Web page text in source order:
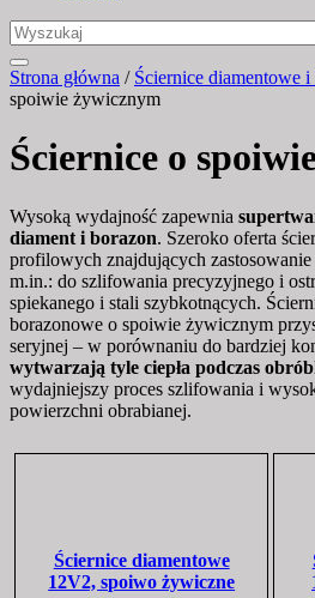
Strona główna / Ściernice diamentowe
spoiwie żywicznym
Ściernice o
Wysoką wydajność zapewnia
diament i borazon. Szeroko oferta
profilowych znajdujących
m.in.: do szlifowania precyzyjnego i
spiekanego i stali szybkotnących.
borazonowe o spoiwie żywicznym
seryjnej – w porównaniu do bardziej
wytwarzają tyle ciepła podczas
wydajniejszy proces szlifowania i
powierzchni obrabianej.
Ściernice diamentowe
12V2, spoiwo żywiczne